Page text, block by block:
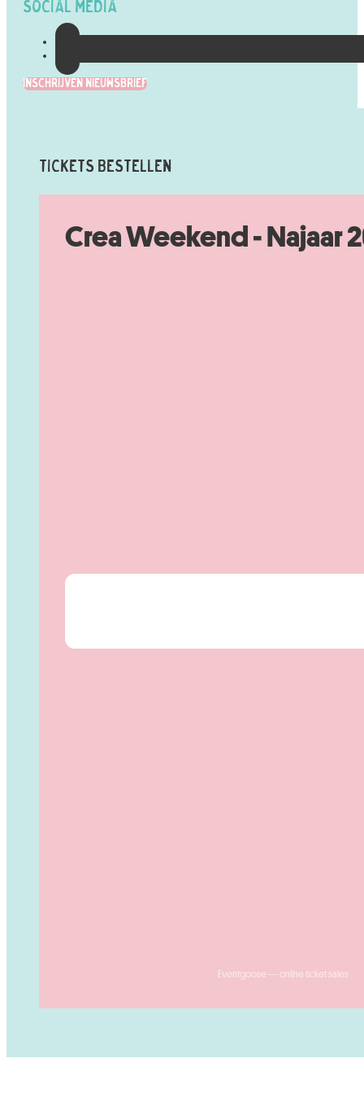
Social Media
Inschrijven Nieuwsbrief
Tickets Bestellen